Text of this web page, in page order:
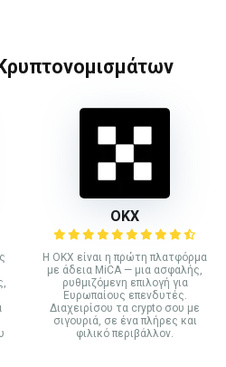
ΟΚΧ
Η OKX είναι η πρώτη πλατφόρμα
με άδεια MiCA — μια ασφαλής,
ρυθμιζόμενη επιλογή για
Ευρωπαίους επενδυτές.
Διαχειρίσου τα crypto σου με
σιγουριά, σε ένα πλήρες και
φιλικό περιβάλλον.